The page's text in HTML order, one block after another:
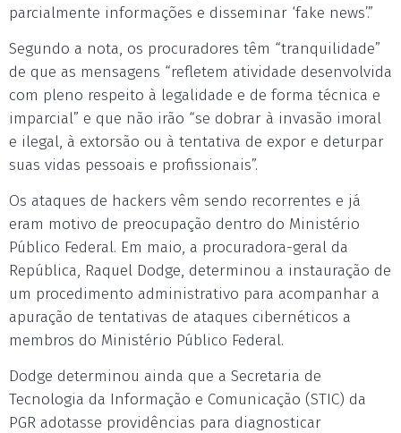
parcialmente informações e disseminar ‘fake news’.”
Segundo a nota, os procuradores têm “tranquilidade”
de que as mensagens “refletem atividade desenvolvida
com pleno respeito à legalidade e de forma técnica e
imparcial” e que não irão “se dobrar à invasão imoral
e ilegal, à extorsão ou à tentativa de expor e deturpar
suas vidas pessoais e profissionais”.
Os ataques de hackers vêm sendo recorrentes e já
eram motivo de preocupação dentro do Ministério
Público Federal. Em maio, a procuradora-geral da
República, Raquel Dodge, determinou a instauração de
um procedimento administrativo para acompanhar a
apuração de tentativas de ataques cibernéticos a
membros do Ministério Público Federal.
Dodge determinou ainda que a Secretaria de
Tecnologia da Informação e Comunicação (STIC) da
PGR adotasse providências para diagnosticar